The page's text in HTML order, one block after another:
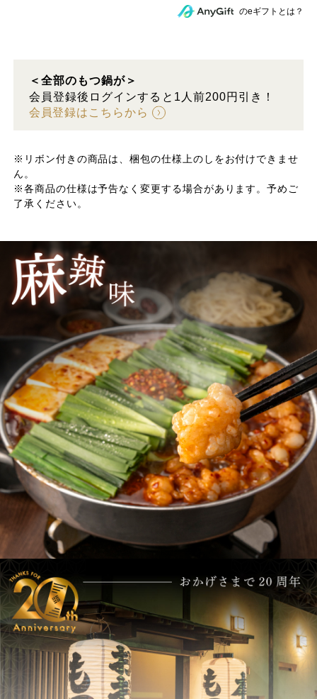
のeギフトとは？
＜全部のもつ鍋が＞
会員登録後ログインすると1人前200円引き！
会員登録はこちらから
※リボン付きの商品は、梱包の仕様上のしをお付けできませ
ん。
※各商品の仕様は予告なく変更する場合があります。予めご
了承ください。